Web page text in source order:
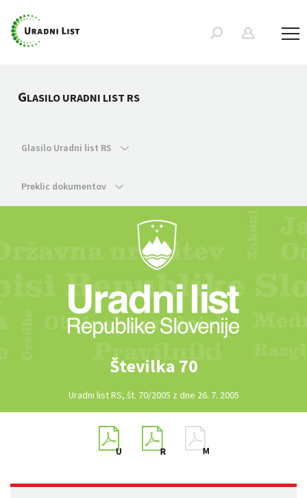
GLASILO URADNI LIST RS
Glasilo Uradni list RS
Preklic dokumentov
Številka 70
Uradni list RS, št. 70/2005 z dne 26. 7. 2005